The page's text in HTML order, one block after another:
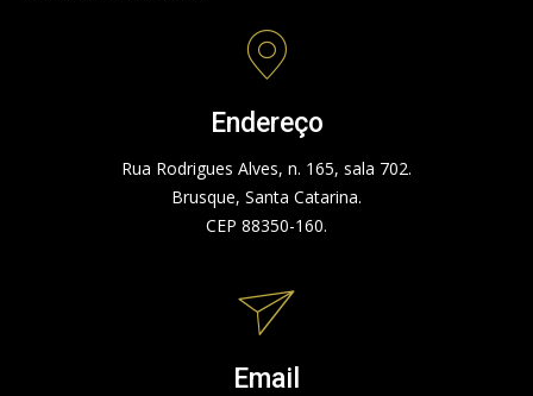
Endereço
Rua Rodrigues Alves, n. 165, sala 702.
Brusque, Santa Catarina.
CEP 88350-160.
Email